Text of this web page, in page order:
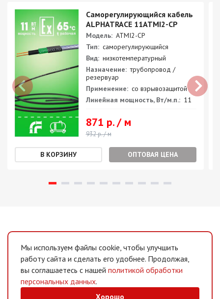
Саморегулирующийся кабель
ALPHATRACE 11ATMI2-CP
Модель: ATMI2-CP
Тип: саморегулирующийся
Вид: низкотемпературный
Назначение: трубопровод /
резервуар
Применение: со взрывозащитой
Линейная мощность, Вт/м.п.: 11
871 р. / м
932 р. / м
ОПТОВАЯ ЦЕНА
Мы используем файлы cookie, чтобы улучшить
работу сайта и сделать его удобнее. Продолжая,
вы соглашаетесь с нашей политикой обработки
персональных данных.
Хорошо